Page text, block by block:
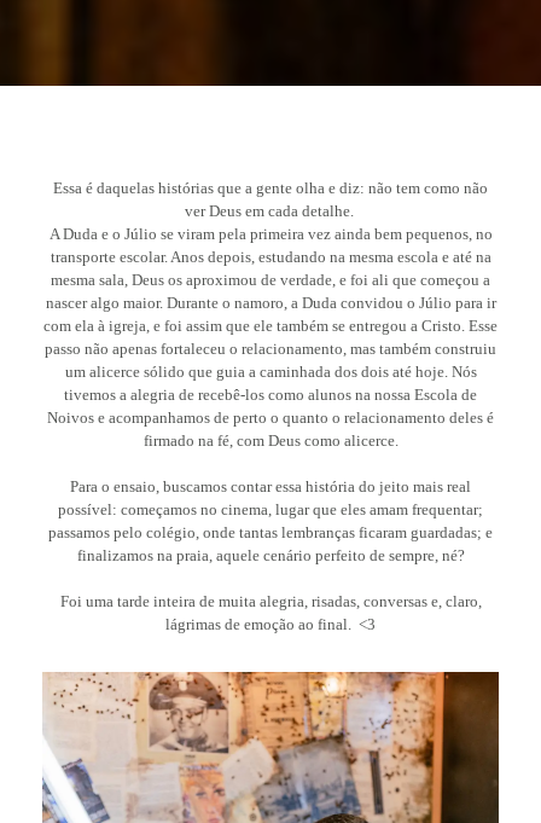
Essa é daquelas histórias que a gente olha e diz: não tem como não
ver Deus em cada detalhe.
A Duda e o Júlio se viram pela primeira vez ainda bem pequenos, no
transporte escolar. Anos depois, estudando na mesma escola e até na
mesma sala, Deus os aproximou de verdade, e foi ali que começou a
nascer algo maior. Durante o namoro, a Duda convidou o Júlio para ir
com ela à igreja, e foi assim que ele também se entregou a Cristo. Esse
passo não apenas fortaleceu o relacionamento, mas também construiu
um alicerce sólido que guia a caminhada dos dois até hoje. Nós
tivemos a alegria de recebê-los como alunos na nossa Escola de
Noivos e acompanhamos de perto o quanto o relacionamento deles é
firmado na fé, com Deus como alicerce.
Para o ensaio, buscamos contar essa história do jeito mais real
possível: começamos no cinema, lugar que eles amam frequentar;
passamos pelo colégio, onde tantas lembranças ficaram guardadas; e
finalizamos na praia, aquele cenário perfeito de sempre, né?
Foi uma tarde inteira de muita alegria, risadas, conversas e, claro,
lágrimas de emoção ao final. <3